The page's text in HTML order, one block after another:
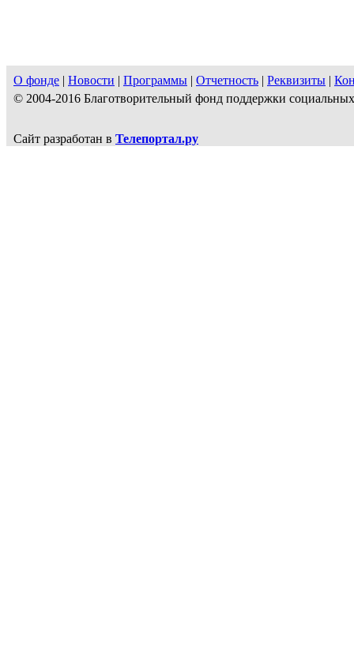
О фонде | Новости | Программы | Отчетность | Реквизиты |
© 2004-2016 Благотворительный фонд поддержки
Сайт разработан в Телепортал.ру